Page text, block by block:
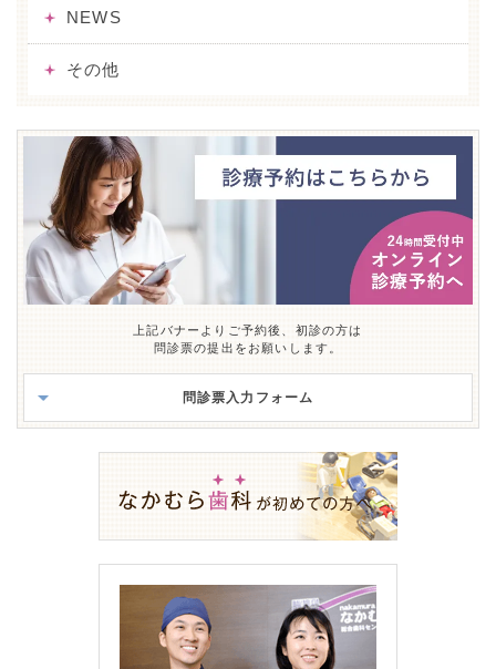
NEWS
その他
上記バナーよりご予約後、初診の方は
問診票の提出をお願いします。
問診票入力フォーム